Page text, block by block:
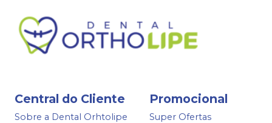
Central do Cliente
Sobre a Dental Orhtolipe
Promocional
Super Ofertas